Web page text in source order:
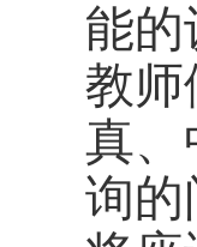
能
教师
真、
询的